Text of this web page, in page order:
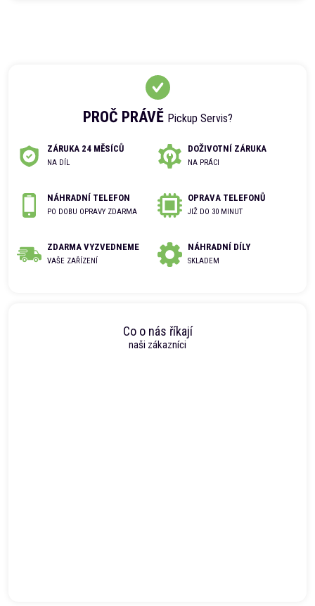
PROČ PRÁVĚ Pickup Servis?
ZÁRUKA 24 MĚSÍCŮ
NA DÍL
DOŽIVOTNÍ ZÁRUKA
NA PRÁCI
NÁHRADNÍ TELEFON
PO DOBU OPRAVY ZDARMA
OPRAVA TELEFONŮ
JIŽ DO 30 MINUT
ZDARMA VYZVEDNEME
VAŠE ZAŘÍZENÍ
NÁHRADNÍ DÍLY
SKLADEM
Co o nás říkají
naši zákazníci